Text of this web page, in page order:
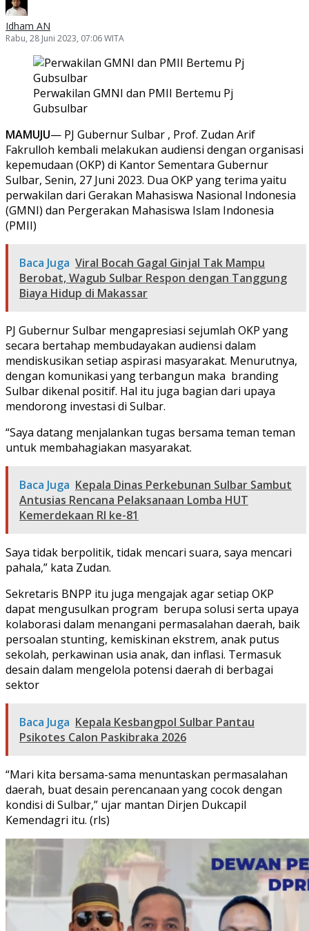
Idham AN
Rabu, 28 Juni 2023, 07:06 WITA
Perwakilan GMNI dan PMII Bertemu Pj
Gubsulbar
MAMUJU— PJ Gubernur Sulbar , Prof. Zudan Arif
Fakrulloh kembali melakukan audiensi dengan organisasi
kepemudaan (OKP) di Kantor Sementara Gubernur
Sulbar, Senin, 27 Juni 2023. Dua OKP yang terima yaitu
perwakilan dari Gerakan Mahasiswa Nasional Indonesia
(GMNI) dan Pergerakan Mahasiswa Islam Indonesia
(PMII)
Baca Juga Viral Bocah Gagal Ginjal Tak Mampu
Berobat, Wagub Sulbar Respon dengan Tanggung
Biaya Hidup di Makassar
PJ Gubernur Sulbar mengapresiasi sejumlah OKP yang
secara bertahap membudayakan audiensi dalam
mendiskusikan setiap aspirasi masyarakat. Menurutnya,
dengan komunikasi yang terbangun maka branding
Sulbar dikenal positif. Hal itu juga bagian dari upaya
mendorong investasi di Sulbar.
“Saya datang menjalankan tugas bersama teman teman
untuk membahagiakan masyarakat.
Baca Juga Kepala Dinas Perkebunan Sulbar Sambut
Antusias Rencana Pelaksanaan Lomba HUT
Kemerdekaan RI ke-81
Saya tidak berpolitik, tidak mencari suara, saya mencari
pahala,” kata Zudan.
Sekretaris BNPP itu juga mengajak agar setiap OKP
dapat mengusulkan program berupa solusi serta upaya
kolaborasi dalam menangani permasalahan daerah, baik
persoalan stunting, kemiskinan ekstrem, anak putus
sekolah, perkawinan usia anak, dan inflasi. Termasuk
desain dalam mengelola potensi daerah di berbagai
sektor
Baca Juga Kepala Kesbangpol Sulbar Pantau
Psikotes Calon Paskibraka 2026
“Mari kita bersama-sama menuntaskan permasalahan
daerah, buat desain perencanaan yang cocok dengan
kondisi di Sulbar,” ujar mantan Dirjen Dukcapil
Kemendagri itu. (rls)